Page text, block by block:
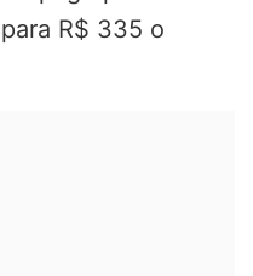
R$ 335 o